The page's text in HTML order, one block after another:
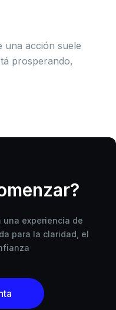
una acción suele
prosperando,
una experiencia de
para la claridad, el